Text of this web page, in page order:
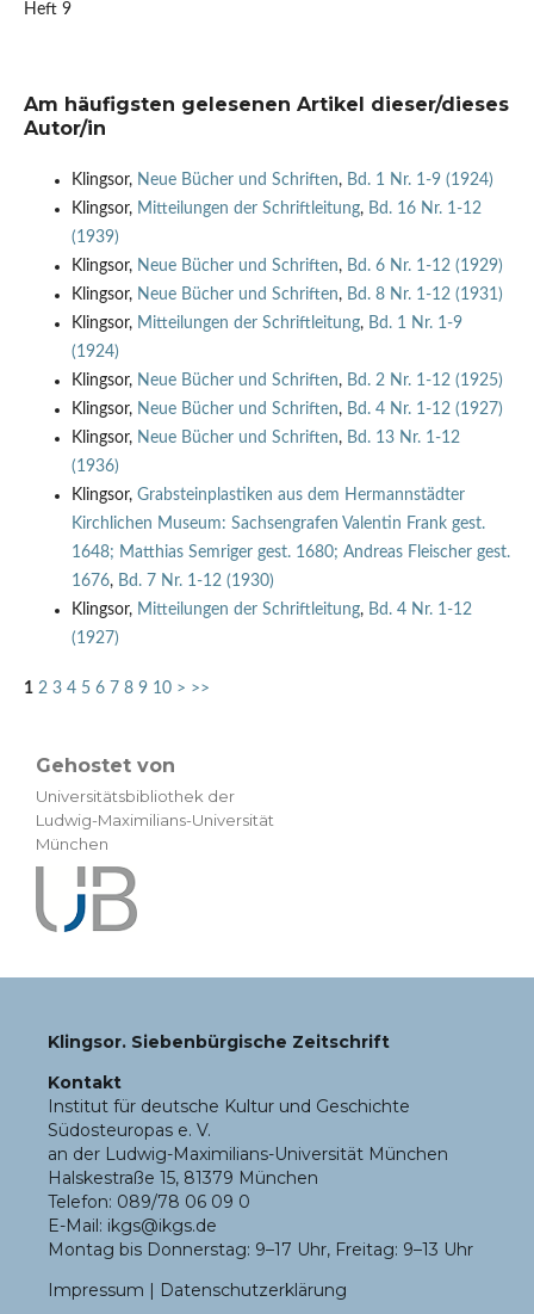
Heft 9
Am häufigsten gelesenen Artikel dieser/dieses
Autor/in
Klingsor, Neue Bücher und Schriften, Bd. 1 Nr. 1-9 (1924)
Klingsor, Mitteilungen der Schriftleitung, Bd. 16 Nr. 1-12
(1939)
Klingsor, Neue Bücher und Schriften, Bd. 6 Nr. 1-12 (1929)
Klingsor, Neue Bücher und Schriften, Bd. 8 Nr. 1-12 (1931)
Klingsor, Mitteilungen der Schriftleitung, Bd. 1 Nr. 1-9
(1924)
Klingsor, Neue Bücher und Schriften, Bd. 2 Nr. 1-12 (1925)
Klingsor, Neue Bücher und Schriften, Bd. 4 Nr. 1-12 (1927)
Klingsor, Neue Bücher und Schriften, Bd. 13 Nr. 1-12
(1936)
Klingsor, Grabsteinplastiken aus dem Hermannstädter
Kirchlichen Museum: Sachsengrafen Valentin Frank gest.
1648; Matthias Semriger gest. 1680; Andreas Fleischer gest.
1676, Bd. 7 Nr. 1-12 (1930)
Klingsor, Mitteilungen der Schriftleitung, Bd. 4 Nr. 1-12
(1927)
1 2 3 4 5 6 7 8 9 10 > >>
Gehostet von
Universitätsbibliothek der
Ludwig-Maximilians-Universität
München
Klingsor. Siebenbürgische Zeitschrift
Kontakt
Institut für deutsche Kultur und Geschichte
Südosteuropas e. V.
an der Ludwig-Maximilians-Universität München
Halskestraße 15, 81379 München
Telefon: 089/78 06 09 0
E-Mail: ikgs@ikgs.de
Montag bis Donnerstag: 9–17 Uhr, Freitag: 9–13 Uhr
Impressum
Datenschutzerklärung